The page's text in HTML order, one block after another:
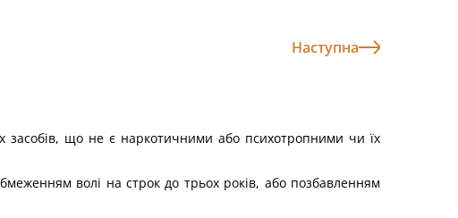
Наступна
засобів, що не є наркотичними або психотропними чи їх
волі на строк до трьох років, або по­збавленням